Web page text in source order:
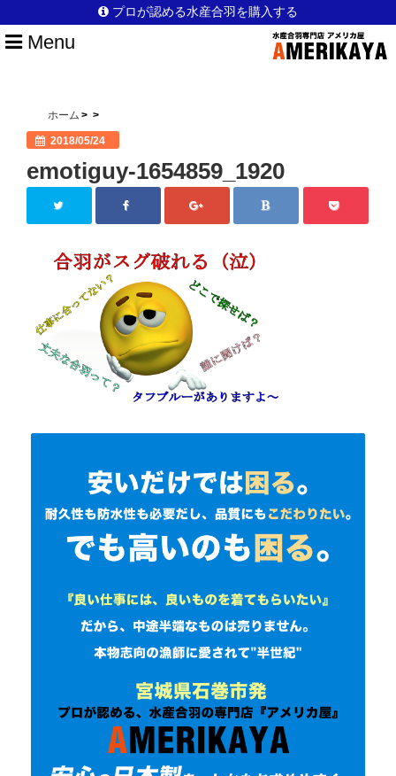
プロが認める水産合羽を購入する
Menu
水産合羽を選ぶポイント
アメリカ屋のこだわり
日本製のこだわり
安全性のこだわり
他店との違い
選ばれている理由
漁師以外の仕事でも活躍
ブログ一覧
お問合わせ
ホーム
2018/05/24
emotiguy-1654859_1920